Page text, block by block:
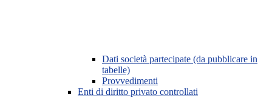
Dati società partecipate (da pubblicare in
tabelle)
Provvedimenti
Enti di diritto privato controllati